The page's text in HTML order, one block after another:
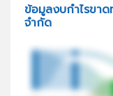
ข้อมูลงบกำไรขา
จำกัด